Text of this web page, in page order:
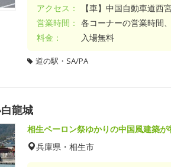
アクセス：
【車】中国自動車道西
営業時間： 各コーナーの営業時間
料金：
入場無料
道の駅・SA/PA
龍城
相生ペーロン祭ゆかりの中国風建築が
兵庫県・相生市